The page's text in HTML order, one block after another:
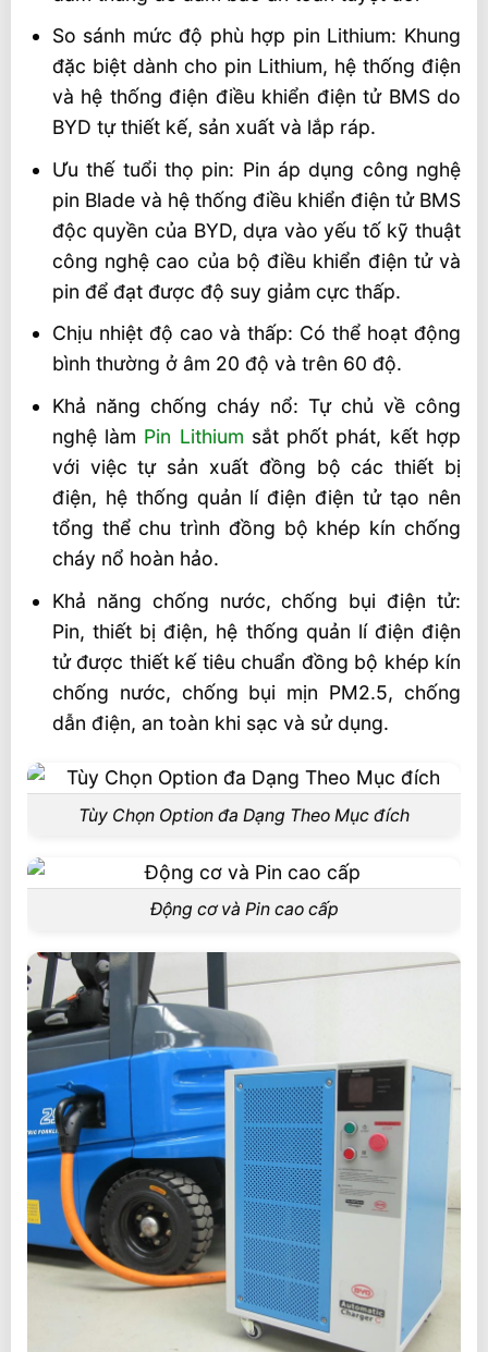
So sánh mức độ phù hợp pin Lithium: Khung
đặc biệt dành cho pin Lithium, hệ thống điện
và hệ thống điện điều khiển điện tử BMS do
BYD tự thiết kế, sản xuất và lắp ráp.
Ưu thế tuổi thọ pin: Pin áp dụng công nghệ
pin Blade và hệ thống điều khiển điện tử BMS
độc quyền của BYD, dựa vào yếu tố kỹ thuật
công nghệ cao của bộ điều khiển điện tử và
pin để đạt được độ suy giảm cực thấp.
Chịu nhiệt độ cao và thấp: Có thể hoạt động
bình thường ở âm 20 độ và trên 60 độ.
Khả năng chống cháy nổ: Tự chủ về công
nghệ làm Pin Lithium sắt phốt phát, kết hợp
với việc tự sản xuất đồng bộ các thiết bị
điện, hệ thống quản lí điện điện tử tạo nên
tổng thể chu trình đồng bộ khép kín chống
cháy nổ hoàn hảo.
Khả năng chống nước, chống bụi điện tử:
Pin, thiết bị điện, hệ thống quản lí điện điện
tử được thiết kế tiêu chuẩn đồng bộ khép kín
chống nước, chống bụi mịn PM2.5, chống
dẫn điện, an toàn khi sạc và sử dụng.
Tùy Chọn Option đa Dạng Theo Mục đích
Động cơ và Pin cao cấp